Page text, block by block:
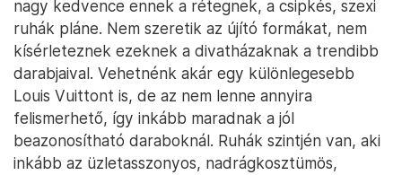
nagy kedvence ennek a rétegnek, a csipkés, szexi
ruhák pláne. Nem szeretik az újító formákat, nem
kísérleteznek ezeknek a divatházaknak a trendibb
darabjaival. Vehetnénk akár egy különlegesebb
Louis Vuittont is, de az nem lenne annyira
felismerhető, így inkább maradnak a jól
beazonosítható daraboknál. Ruhák szintjén van, aki
inkább az üzletasszonyos, nadrágkosztümös,